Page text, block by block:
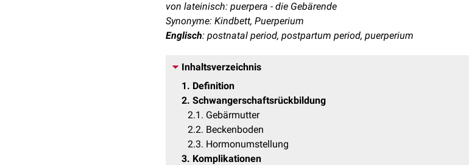
von lateinisch: puerpera - die Gebärende
Synonyme: Kindbett, Puerperium
Englisch: postnatal period, postpartum period, puerperium
Inhaltsverzeichnis
1
Definition
2 Schwangerschaftsrückbildung
2.1
Gebärmutter
2.2 Beckenboden
2.3 Hormonumstellung
3 Komplikationen